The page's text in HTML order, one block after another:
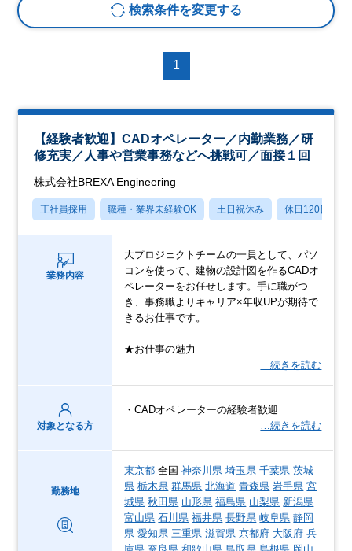
検索条件を変更する
1
【経験者歓迎】CADオペレーター／内勤業務／研
修充実／人事や営業事務などへ挑戦可／面接１回
株式会社BREXA Engineering
正社員採用 職種・業界未経験OK 土日祝休み 休日120日以上
業務内容
大プロジェクトチームの一員として、パソ
コンを使って、建物の設計図を作るCADオ
ペレーターをお任せします。手に職がつ
き、事務職よりキャリア×年収UPが期待で
きるお仕事です。
★お仕事の魅力
…続きを読む
対象となる方
・CADオペレーターの経験者歓迎
…続きを読む
勤務地
東京都 全国神奈川県 埼玉県 千葉県 茨城
県 栃木県 群馬県 北海道 青森県 岩手県 宮
城県 秋田県 山形県 福島県 山梨県 新潟県
富山県 石川県 福井県 長野県 岐阜県 静岡
県 愛知県 三重県 滋賀県 京都府 大阪府 兵